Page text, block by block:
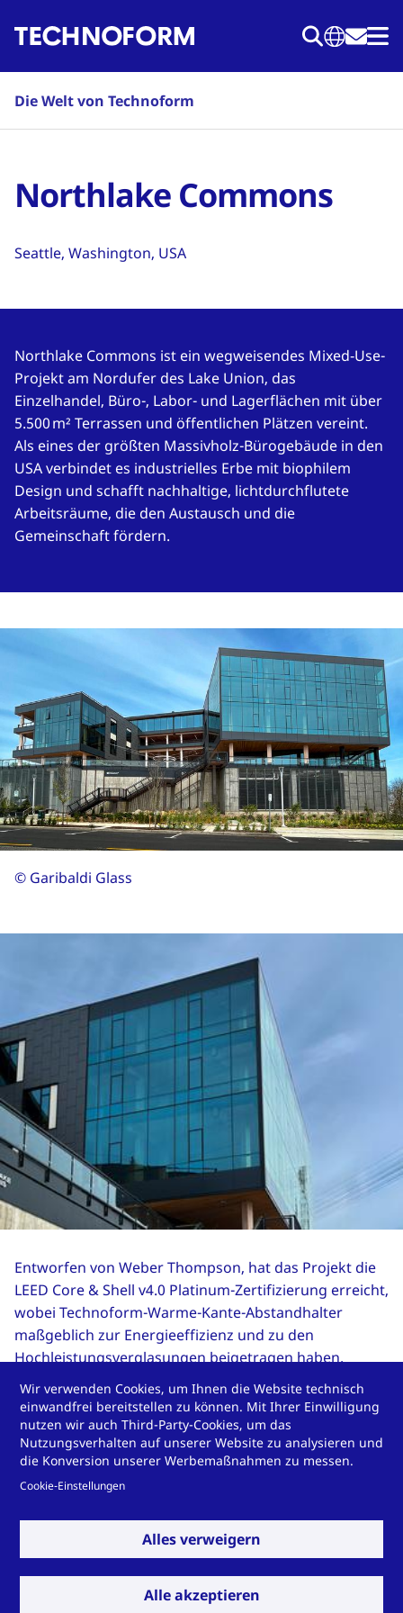
zum
Die Welt von Technoform
Northlake Commons
Seattle, Washington, USA
Northlake Commons ist ein wegweisendes Mixed‑Use-
Projekt am Nordufer des Lake Union, das
Einzelhandel, Büro-, Labor- und Lagerflächen mit über
5.500 m² Terrassen und öffentlichen Plätzen vereint.
Als eines der größten Massivholz-Bürogebäude in den
USA verbindet es industrielles Erbe mit biophilem
Design und schafft nachhaltige, lichtdurchflutete
Arbeitsräume, die den Austausch und die
Gemeinschaft fördern.
© Garibaldi Glass
Entworfen von Weber Thompson, hat das Projekt die
LEED Core & Shell v4.0 Platinum-Zertifizierung erreicht,
wobei Technoform-Warme-Kante-Abstandhalter
maßgeblich zur Energieeffizienz und zu den
Hochleistungsverglasungen beigetragen haben.
© Garibaldi Glass
Guardian Glass
Glaser:Mission Glass LLC
Garibaldi Glass
Wir verwenden Cookies, um Ihnen die Website technisch
einwandfrei bereitstellen zu können. Mit Ihrer Einwilligung
nutzen wir auch Third-Party-Cookies, um das
Nutzungsverhalten auf unserer Website zu analysieren und
die Konversion unserer Werbemaßnahmen zu messen.
Cookie-Einstellungen
Alles verweigern
Alle akzeptieren